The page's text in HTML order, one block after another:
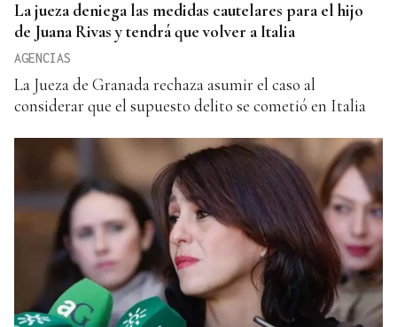
La jueza deniega las medidas cautelares para el hijo
de Juana Rivas y tendrá que volver a Italia
AGENCIAS
La Jueza de Granada rechaza asumir el caso al
considerar que el supuesto delito se cometió en Italia